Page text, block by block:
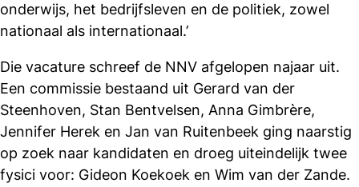
onderwijs, het bedrijfsleven en de politiek, zowel
nationaal als internationaal.’
Die vacature schreef de NNV afgelopen najaar uit.
Een commissie bestaand uit Gerard van der
Steenhoven, Stan Bentvelsen, Anna Gimbrère,
Jennifer Herek en Jan van Ruitenbeek ging naarstig
op zoek naar kandidaten en droeg uiteindelijk twee
fysici voor: Gideon Koekoek en Wim van der Zande.